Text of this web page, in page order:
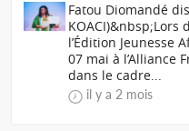
Fatou Diomandé
KOACI)&nbsp;Lors
l’Édition Jeunesse
07 mai à l’Alliance
dans le cadre...
il y a 2 mois